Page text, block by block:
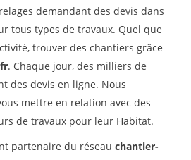
demandant des devis dans
tous types de travaux. Quel que
trouver des chantiers grâce
. Chaque jour, des milliers de
des devis en ligne. Nous
mettre en relation avec des
de travaux pour leur Habitat.
partenaire du réseau chantier-